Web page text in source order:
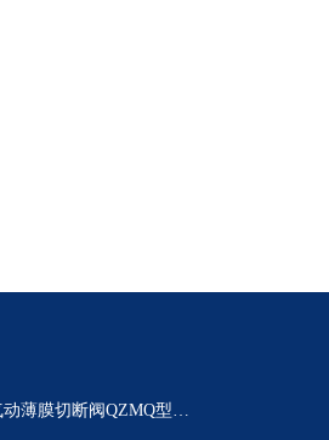
QZMQ型系列气动薄膜切断阀QZMQ型系列气动薄膜切断阀